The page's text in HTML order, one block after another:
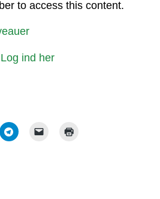
to access this content.
Log ind her